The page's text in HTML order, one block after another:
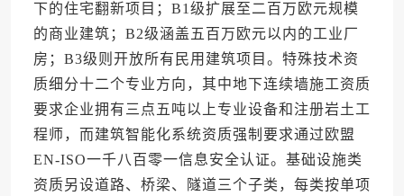
下的住宅翻新项目；B1级扩展至二百万欧元规模
的商业建筑；B2级涵盖五百万欧元以内的工业厂
房；B3级则开放所有民用建筑项目。特殊技术资
质细分十二个专业方向，其中地下连续墙施工资质
要求企业拥有三点五吨以上专业设备和注册岩土工
程师，而建筑智能化系统资质强制要求通过欧盟
EN-ISO一千八百零一信息安全认证。基础设施类
资质另设道路、桥梁、隧道三个子类，每类按单项